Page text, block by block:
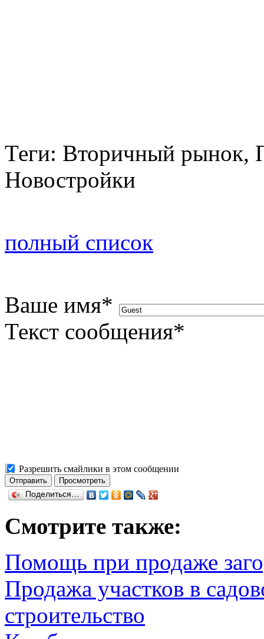
Теги: Вторичный рынок,
Новостройки
полный список
Ваше имя*
Текст сообщения*
Разрешить смайлики в этом сообщении
Поделиться…
Смотрите также:
Помощь при продаже
Продажа участков в
строительство